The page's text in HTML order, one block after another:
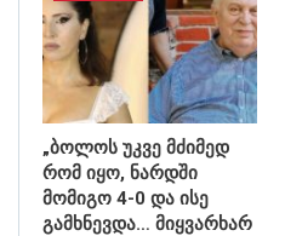
„ბოლოს უკვე მძიმედ
რომ იყო, ნარდში
მომიგო 4-0 და ისე
გამხნევდა… მიყვარხარ